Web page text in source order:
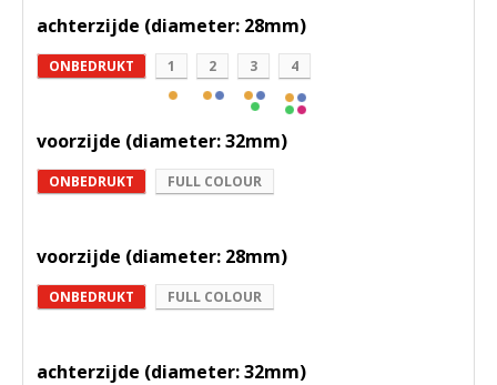
achterzijde (diameter: 28mm)
ONBEDRUKT 1 2 3 4
voorzijde (diameter: 32mm)
ONBEDRUKT FULL COLOUR
voorzijde (diameter: 28mm)
ONBEDRUKT FULL COLOUR
achterzijde (diameter: 32mm)